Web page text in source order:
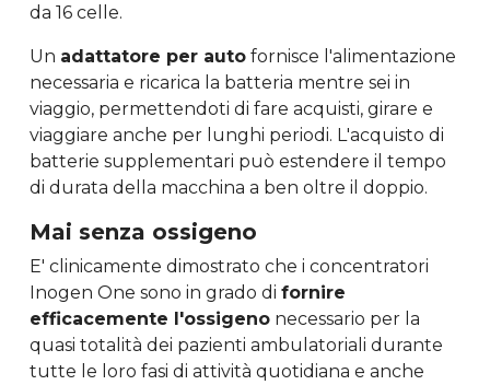
da 16 celle.
Un adattatore per auto fornisce l'alimentazione
necessaria e ricarica la batteria mentre sei in
viaggio, permettendoti di fare acquisti, girare e
viaggiare anche per lunghi periodi. L'acquisto di
batterie supplementari può estendere il tempo
di durata della macchina a ben oltre il doppio.
Mai senza ossigeno
E' clinicamente dimostrato che i concentratori
Inogen One sono in grado di fornire
efficacemente l'ossigeno necessario per la
quasi totalità dei pazienti ambulatoriali durante
tutte le loro fasi di attività quotidiana e anche